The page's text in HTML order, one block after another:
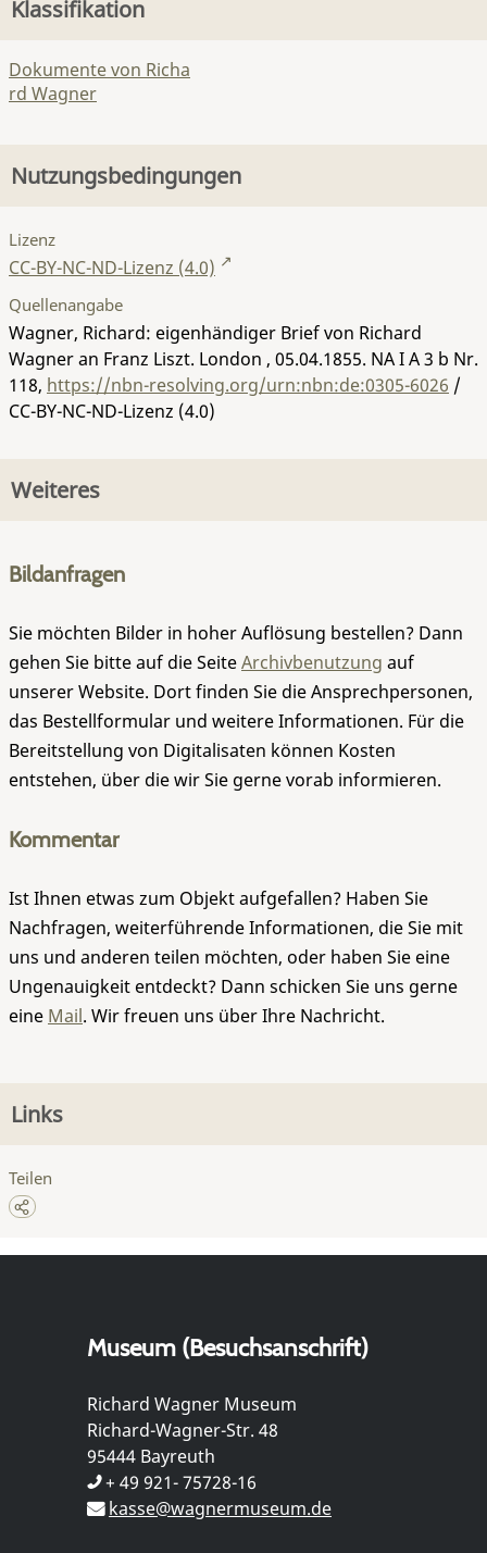
Klassifikation
Dokumente von Richa
rd Wagner
Nutzungsbedingungen
Lizenz
CC-BY-NC-ND-Lizenz (4.0)
Quellenangabe
Wagner, Richard: eigenhändiger Brief von Richard
Wagner an Franz Liszt. London , 05.04.1855. NA I A 3 b Nr.
118, https://nbn-resolving.org/urn:nbn:de:0305-6026 /
CC-BY-NC-ND-Lizenz (4.0)
Weiteres
Bildanfragen
Sie möchten Bilder in hoher Auflösung bestellen? Dann
gehen Sie bitte auf die SeiteArchivbenutzung auf
unserer Website. Dort finden Sie die Ansprechpersonen,
das Bestellformular und weitere Informationen. Für die
Bereitstellung von Digitalisaten können Kosten
entstehen, über die wir Sie gerne vorab informieren.
Kommentar
Ist Ihnen etwas zum Objekt aufgefallen? Haben Sie
Nachfragen, weiterführende Informationen, die Sie mit
uns und anderen teilen möchten, oder haben Sie eine
Ungenauigkeit entdeckt? Dann schicken Sie uns gerne
eine Mail. Wir freuen uns über Ihre Nachricht.
Links
Teilen
Museum (Besuchsanschrift)
Richard Wagner Museum
Richard-Wagner-Str. 48
95444 Bayreuth
+ 49 921- 75728-16
kasse@wagnermuseum.de